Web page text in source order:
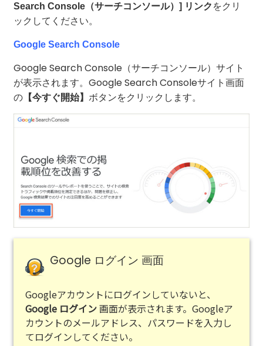
Search Console（サーチコンソール）] リンク をクリ
ックしてください。
Google Search Console
Google Search Console（サーチコンソール）サイト
が表示されます。Google Search Consoleサイト画面
の 【今すぐ開始】 ボタンをクリックします。
Google ログイン 画面
Googleアカウントにログインしていないと、
Google ログイン画面が表示されます。Googleア
カウントのメールアドレス、パスワードを入力し
てログインしてください。